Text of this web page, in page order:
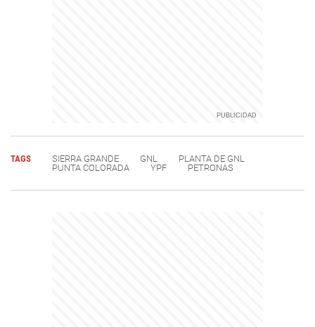
TAGS SIERRA GRANDE GNL
PLANTA DE GNL
PUNTA COLORADA
YPF PETRONAS